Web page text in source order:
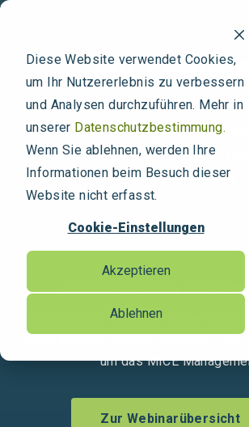
Diese Website verwendet Cookies,
um Ihr Nutzererlebnis zu verbessern
und Analysen durchzuführen. Mehr in
unserer Datenschutzbestimmung.
Wenn Sie ablehnen, werden Ihre
Informationen beim Besuch dieser
Website nicht erfasst.
Cookie-Einstellungen
Akzeptieren
Ablehnen
MICE-
MICE Blog für Travelmanager,
Anbieter und Strategen: News,
und Inspirationen für
Veranstaltungen.
Kennen Sie schon unsere
Unsere MICE-Experten geben
teilen aktuelle Trends und geben
um das MICE
Zur Webinarübersicht